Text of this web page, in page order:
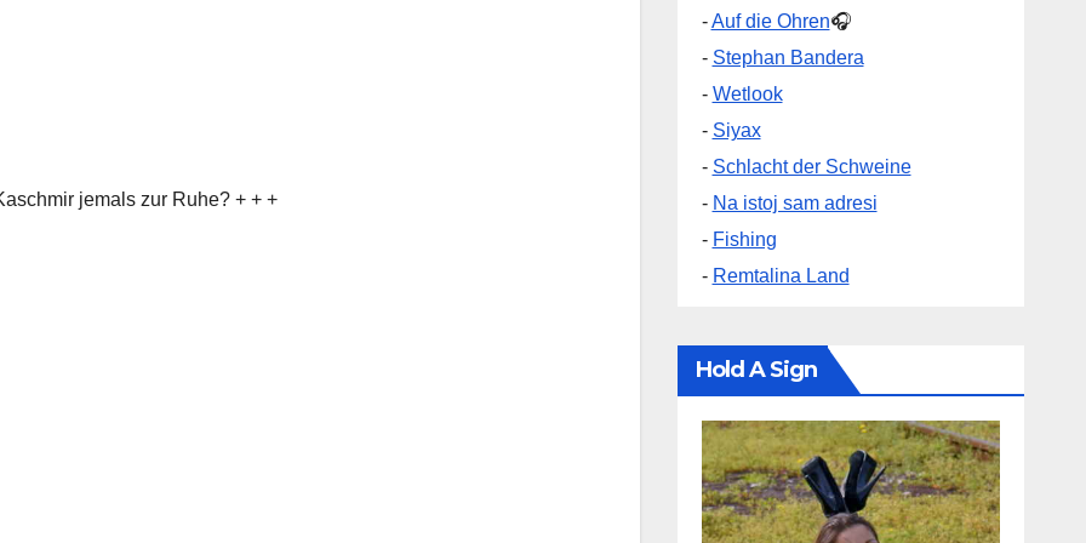
jemals zur Ruhe? + + +
-Auf die Ohren🎧
- Stephan Bandera
- Wetlook
- Siyax
- Schlacht der Schweine
- Na istoj sam adresi
- Fishing
- Remtalina Land
Hold A Sign